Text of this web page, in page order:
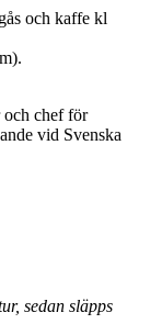
och kaffe kl
och chef för
vid Svenska
sedan släpps